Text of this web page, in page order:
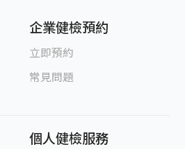
企業健檢預約
立即預約
常見問題
個人健檢服務